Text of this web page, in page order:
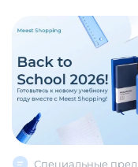
Специальные